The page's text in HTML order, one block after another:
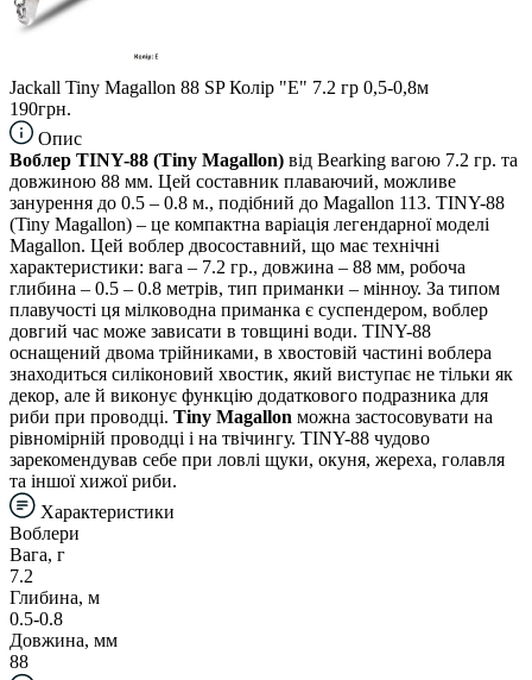
Jackall Tiny Magallon 88 SP Колір "E" 7.2 гр 0,5-0,8м
190грн.
Опис
Воблер TINY-88 (Tiny Magallon) від Bearking вагою 7.2 гр. та
довжиною 88 мм. Цей составник плаваючий, можливе
занурення до 0.5 – 0.8 м., подібний до Magallon 113. TINY-88
(Tiny Magallon) – це компактна варіація легендарної моделі
Magallon. Цей воблер двосоставний, що має технічні
характеристики: вага – 7.2 гр., довжина – 88 мм, робоча
глибина – 0.5 – 0.8 метрів, тип приманки – мінноу. За типом
плавучості ця мілководна приманка є суспендером, воблер
довгий час може зависати в товщині води. TINY-88
оснащений двома трійниками, в хвостовій частині воблера
знаходиться силіконовий хвостик, який виступає не тільки як
декор, але й виконує функцію додаткового подразника для
риби при проводці. Tiny Magallon можна застосовувати на
рівномірній проводці і на твічингу. TINY-88 чудово
зарекомендував себе при ловлі щуки, окуня, жереха, голавля
та іншої хижої риби.
Характеристики
Воблери
Вага, г
7.2
Глибина, м
0.5-0.8
Довжина, мм
88